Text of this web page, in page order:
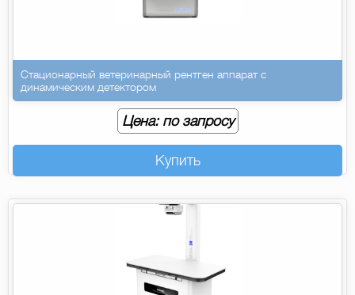
Стационарный ветеринарный рентген аппарат с
динамическим детектором
Цена: по запросу
Купить